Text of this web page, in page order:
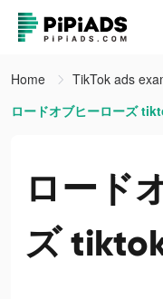
Home
TikTok ads
ロードオブヒーローズ
ロード
ズ